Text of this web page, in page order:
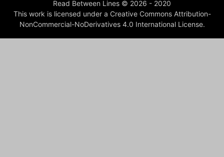
Read Between Lines © 2026 - 2020
This work is licensed under a Creative Commons Attribution-
NonCommercial-NoDerivatives 4.0 International License.